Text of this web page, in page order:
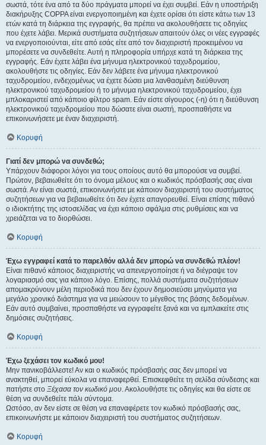
σωστά, τότε ένα από τα δύο πράγματα μπορεί να έχει συμβεί. Εάν η υποστήριξη
διακήρυξης COPPA είναι ενεργοποιημένη και έχετε ορίσει ότι είστε κάτω των 13
ετών κατά τη διάρκεια της εγγραφής, θα πρέπει να ακολουθήσετε τις οδηγίες
που έχετε λάβει. Μερικά συστήματα συζητήσεων απαιτούν όλες οι νέες εγγραφές
να ενεργοποιούνται, είτε από εσάς είτε από τον διαχειριστή προκειμένου να
μπορέσετε να συνδεθείτε. Αυτή η πληροφορία υπήρχε κατά τη διάρκεια της
εγγραφής. Εάν έχετε λάβει ένα μήνυμα ηλεκτρονικού ταχυδρομείου,
ακολουθήστε τις οδηγίες. Εάν δεν λάβετε ένα μήνυμα ηλεκτρονικού
ταχυδρομείου, ενδεχομένως να έχετε δώσει μια λανθασμένη διεύθυνση
ηλεκτρονικού ταχυδρομείου ή το μήνυμα ηλεκτρονικού ταχυδρομείου, έχει
μπλοκαριστεί από κάποιο φίλτρο spam. Εάν είστε σίγουρος (-η) ότι η διεύθυνση
ηλεκτρονικού ταχυδρομείου που δώσατε είναι σωστή, προσπαθήστε να
επικοινωνήσετε με έναν διαχειριστή.
Κορυφή
Γιατί δεν μπορώ να συνδεθώ;
Υπάρχουν διάφοροι λόγοι για τους οποίους αυτό θα μπορούσε να συμβεί.
Πρώτον, βεβαιωθείτε ότι το όνομα μέλους και ο κωδικός πρόσβασής σας είναι
σωστά. Αν είναι σωστά, επικοινωνήστε με κάποιον διαχειριστή του συστήματος
συζητήσεων για να βεβαιωθείτε ότι δεν έχετε απαγορευθεί. Είναι επίσης πιθανό
ο ιδιοκτήτης της ιστοσελίδας να έχει κάποιο σφάλμα στις ρυθμίσεις και να
χρειάζεται να το διορθώσει.
Κορυφή
Έχω εγγραφεί κατά το παρελθόν αλλά δεν μπορώ να συνδεθώ πλέον!
Είναι πιθανό κάποιος διαχειριστής να απενεργοποίησε ή να διέγραψε τον
λογαριασμό σας για κάποιο λόγο. Επίσης, πολλά συστήματα συζητήσεων
απομακρύνουν μέλη περιοδικά που δεν έχουν δημοσιεύσει μηνύματα για
μεγάλο χρονικό διάστημα για να μειώσουν το μέγεθος της βάσης δεδομένων.
Εάν αυτό συμβαίνει, προσπαθήστε να εγγραφείτε ξανά και να εμπλακείτε στις
δημόσιες συζητήσεις.
Κορυφή
Έχω ξεχάσει τον κωδικό μου!
Μην πανικοβάλλεστε! Αν και ο κωδικός πρόσβασής σας δεν μπορεί να
ανακτηθεί, μπορεί εύκολα να επαναφερθεί. Επισκεφθείτε τη σελίδα σύνδεσης και
πατήστε στο Ξέχασα τον κωδικό μου. Ακολουθήστε τις οδηγίες και θα είστε σε
θέση να συνδεθείτε πάλι σύντομα.
Ωστόσο, αν δεν είστε σε θέση να επαναφέρετε τον κωδικό πρόσβασής σας,
επικοινωνήστε με κάποιον διαχειριστή του συστήματος συζητήσεων.
Κορυφή